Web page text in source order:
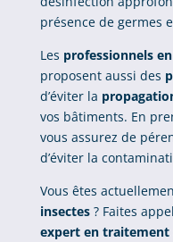
présence de germes
Les professionnels
proposent aussi des
d’éviter la
vos bâtiments. En
vous assurez de
d’éviter la
Vous êtes
insectes? Faites
expert en traitement